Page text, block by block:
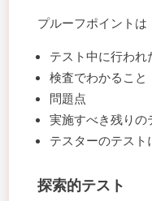
プルーフポイントは
テスト中に行われ
検査でわかること
問題点
実施すべき残りの
テスターのテスト
探索的テスト